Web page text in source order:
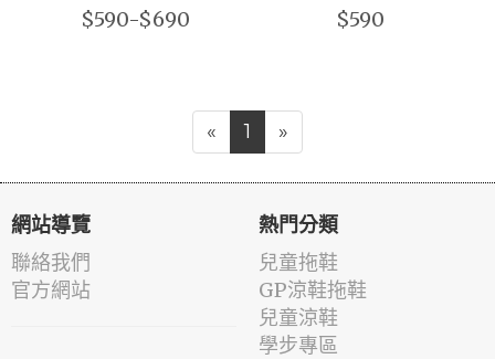
$590-$690 $590
« 1 »
網站導覽
聯絡我們
官方網站
熱門分類
兒童拖鞋
GP涼鞋拖鞋
兒童涼鞋
學步專區